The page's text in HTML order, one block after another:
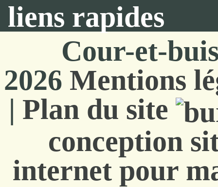
liens rapides
Cour-et-
2026 Mentions
| Plan du site
conception
internet pour